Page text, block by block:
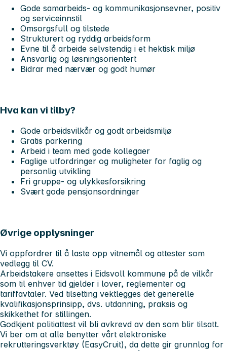
Gode samarbeids- og kommunikasjonsevner, positiv
og serviceinnstil
Omsorgsfull og tilstede
Strukturert og ryddig arbeidsform
Evne til å arbeide selvstendig i et hektisk miljø
Ansvarlig og løsningsorientert
Bidrar med nærvær og godt humør
Hva kan vi tilby?
Gode arbeidsvilkår og godt arbeidsmiljø
Gratis parkering
Arbeid i team med gode kollegaer
Faglige utfordringer og muligheter for faglig og
personlig utvikling
Fri gruppe- og ulykkesforsikring
Svært gode pensjonsordninger
Øvrige opplysninger
Vi oppfordrer til å laste opp vitnemål og attester som
vedlegg til CV.
Arbeidstakere ansettes i Eidsvoll kommune på de vilkår
som til enhver tid gjelder i lover, reglementer og
tariffavtaler. Ved tilsetting vektlegges det generelle
kvalifikasjonsprinsipp, dvs. utdanning, praksis og
skikkethet for stillingen.
Godkjent politiattest vil bli avkrevd av den som blir tilsatt.
Vi ber om at alle benytter vårt elektroniske
rekrutteringsverktøy (EasyCruit), da dette gir grunnlag for